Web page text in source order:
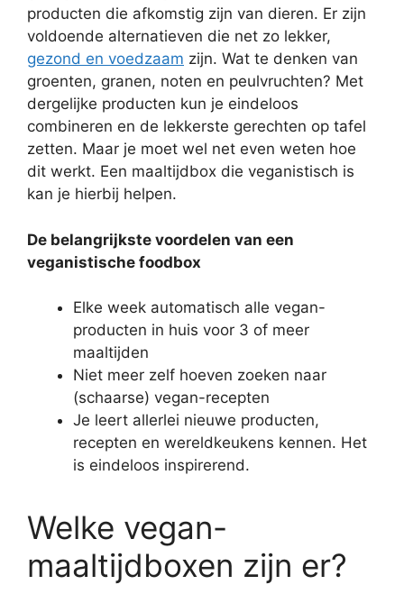
producten die afkomstig zijn van dieren. Er zijn
voldoende alternatieven die net zo lekker,
gezond en voedzaam zijn. Wat te denken van
groenten, granen, noten en peulvruchten? Met
dergelijke producten kun je eindeloos
combineren en de lekkerste gerechten op tafel
zetten. Maar je moet wel net even weten hoe
dit werkt. Een maaltijdbox die veganistisch is
kan je hierbij helpen.
De belangrijkste voordelen van een
veganistische foodbox
Elke week automatisch alle vegan-
producten in huis voor 3 of meer
maaltijden
Niet meer zelf hoeven zoeken naar
(schaarse) vegan-recepten
Je leert allerlei nieuwe producten,
recepten en wereldkeukens kennen. Het
is eindeloos inspirerend.
Welke vegan-
maaltijdboxen zijn er?